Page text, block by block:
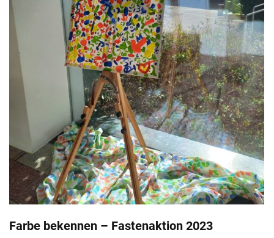
Farbe bekennen – Fastenaktion 2023